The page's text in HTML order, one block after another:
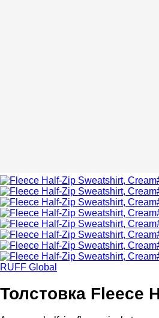
RUFF Global
Толстовка Fleece